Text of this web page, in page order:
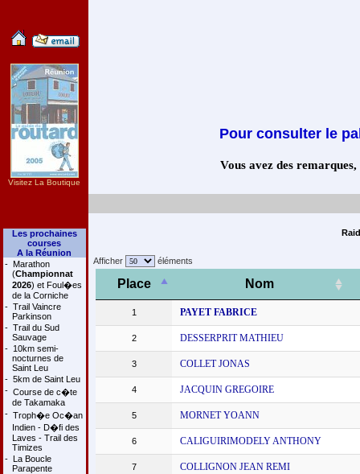
Visitez La Boutique
Les prochaines
courses
A la Réunion
- Marathon
(Championnat
2026) et Foul�es
de la Corniche
- Trail Vaincre
Parkinson
- Trail du Sud
Sauvage
- 10km semi-
nocturnes de
Saint Leu
- 5km de Saint Leu
- Course de c�te
de Takamaka
- Troph�e Oc�an
Indien - D�fi des
Laves - Trail des
Timizes
- La Boucle
Parapente
Pour consulter le
Vous avez des
Afficher éléments
Place Nom
1 PAYET FABRICE
2 DESSERPRIT MATHIEU
3 COLLET JONAS
4 JACQUIN GREGOIRE
5 MORNET YOANN
6 CALIGUIRIMODELY ANTHONY
7 COLLIGNON JEAN REMI